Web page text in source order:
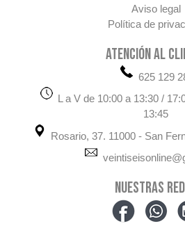
Aviso legal
Política de
ATENCIÓN AL
625 129
L a V de 10:00 a 13:30 /
13:45
Rosario, 37. 11000 - San
NUESTRAS